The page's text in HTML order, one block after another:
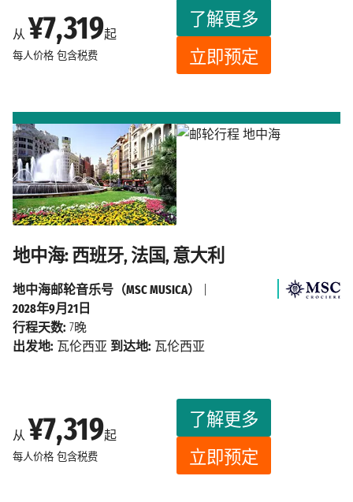
从 ¥7,319起
每人价格 包含税费
了解更多
立即预定
地中海: 西班牙, 法国, 意大利
从 ¥7,319起
每人价格 包含税费
了解更多
立即预定
地中海邮轮音乐号（MSC MUSICA）
2028年9月21日
行程天数: 7晚
出发地: 瓦伦西亚 到达地: 瓦伦西亚